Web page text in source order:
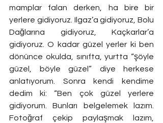
mamplar falan derken, ha bire bir
yerlere gidiyoruz. Ilgaz’a gidiyoruz, Bolu
Dağlarına gidiyoruz, Kaçkarlar’a
gidiyoruz. O kadar güzel yerler ki ben
dönünce okulda, sınıfta, yurtta “şöyle
güzel, böyle güzel” diye herkese
anlatıyorum. Sonra kendi kendime
dedim ki: “Ben çok güzel yerlere
gidiyorum. Bunları belgelemek lazım.
Fotoğraf çekip paylaşmak lazım,